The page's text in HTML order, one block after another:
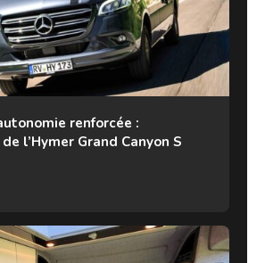
renforcée :
l’Hymer Grand Canyon S